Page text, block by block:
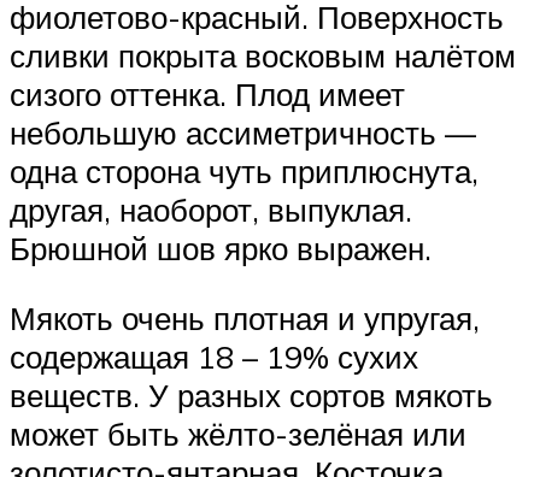
фиолетово-красный. Поверхность
сливки покрыта восковым налётом
сизого оттенка. Плод имеет
небольшую ассиметричность —
одна сторона чуть приплюснута,
другая, наоборот, выпуклая.
Брюшной шов ярко выражен.
Мякоть очень плотная и упругая,
содержащая 18 – 19% сухих
веществ. У разных сортов мякоть
может быть жёлто-зелёная или